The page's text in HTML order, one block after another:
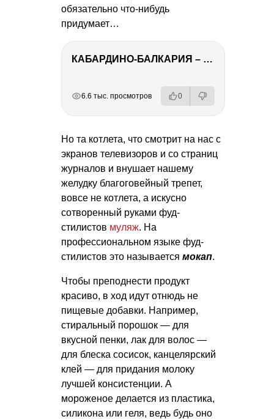
обязательно что-нибудь
придумает…
КАБАРДИНО-БАЛКАРИЯ – ПУТЕШЕСТВИЕ НА КАВКАЗ часть 3
6.6 тыс. просмотров 0
Но та котлета, что смотрит на нас с
экранов телевизоров и со страниц
журналов и внушает нашему
желудку благоговейный трепет,
вовсе не котлета, а искусно
сотворенный руками фуд-
стилистов муляж. На
профессиональном языке фуд-
стилистов это называется мокап.
Чтобы преподнести продукт
красиво, в ход идут отнюдь не
пищевые добавки. Например,
стиральный порошок — для
вкусной пенки, лак для волос —
для блеска сосисок, канцелярский
клей — для придания молоку
лучшей консистенции. А
мороженое делается из пластика,
силикона или геля, ведь будь оно